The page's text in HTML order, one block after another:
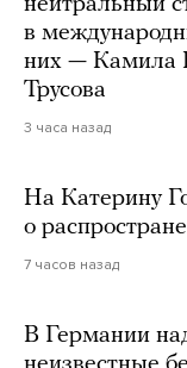
в
них — Камила
Трусова
3 часа назад
На Катерину
о
7 часов назад
В Германии